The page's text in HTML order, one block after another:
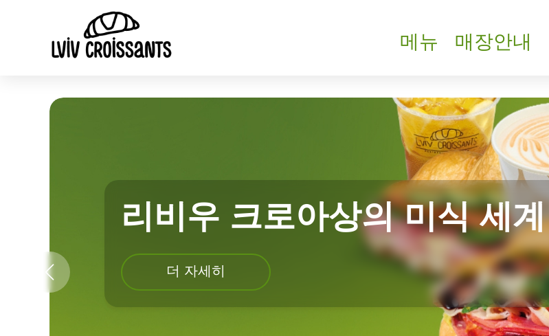
메뉴 매장안내
샌드위치 크로아상 스위트 크로아상
리비우 크로아상의 미식 세계
더 자세히